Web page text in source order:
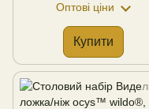
Оптові ціни
Купити